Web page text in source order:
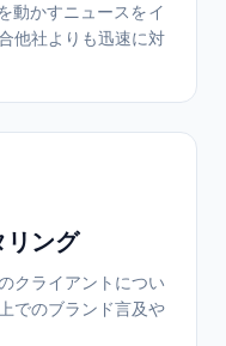
動かすニュースをイ
他社よりも迅速に対
リング
クライアントについ
でのブランド言及や